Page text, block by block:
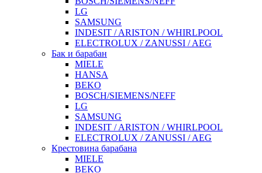
LG
SAMSUNG
INDESIT / ARISTON / WHIRLPOOL
ELECTROLUX / ZANUSSI / AEG
Бак и барабан
MIELE
HANSA
BEKO
BOSCH/SIEMENS/NEFF
LG
SAMSUNG
INDESIT / ARISTON / WHIRLPOOL
ELECTROLUX / ZANUSSI / AEG
Крестовина барабана
MIELE
BEKO